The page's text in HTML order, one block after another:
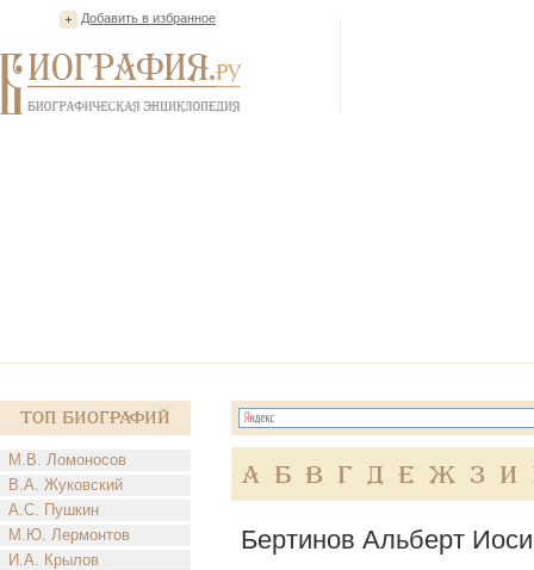
Добавить в избранное
Топ Биографий
М.В. Ломоносов
В.А. Жуковский
А.С. Пушкин
М.Ю. Лермонтов
И.А. Крылов
А Б В Г Д Е Ж З И
Бертинов Альберт